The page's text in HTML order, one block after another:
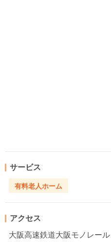
サービス
有料老人ホーム
アクセス
大阪高速鉄道大阪モノレー